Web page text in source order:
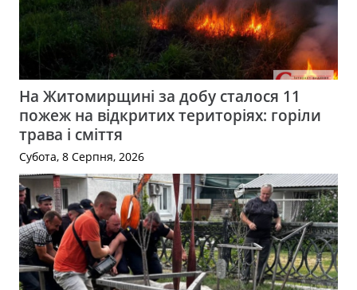
На Житомирщині за добу сталося 11
пожеж на відкритих територіях: горіли
трава і сміття
Субота, 8 Серпня, 2026